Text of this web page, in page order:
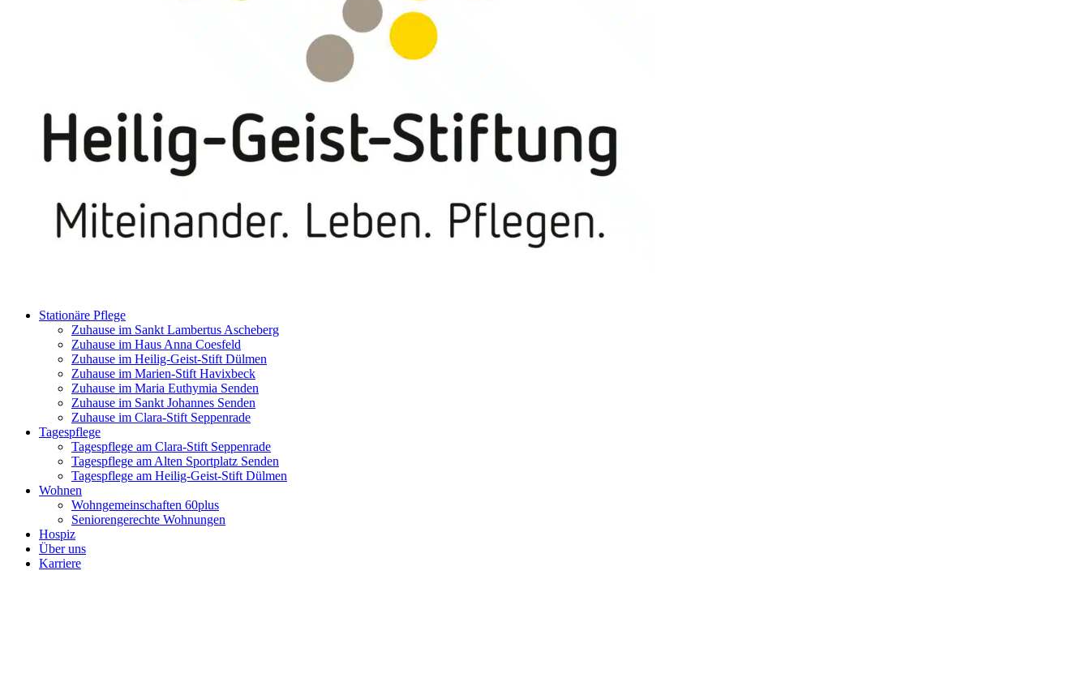
Stationäre Pflege
Zuhause im Sankt Lambertus Ascheberg
Zuhause im Haus Anna Coesfeld
Zuhause im Heilig-Geist-Stift Dülmen
Zuhause im Marien-Stift Havixbeck
Zuhause im Maria Euthymia Senden
Zuhause im Sankt Johannes Senden
Zuhause im Clara-Stift Seppenrade
Tagespflege
Tagespflege am Clara-Stift Seppenrade
Tagespflege am Alten Sportplatz Senden
Tagespflege am Heilig-Geist-Stift Dülmen
Wohnen
Wohngemeinschaften 60plus
Seniorengerechte Wohnungen
Hospiz
Über uns
Karriere